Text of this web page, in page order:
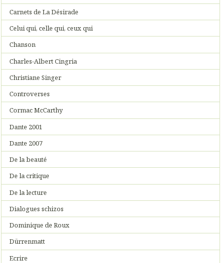
Carnets de La Désirade
Celui qui, celle qui, ceux qui
Chanson
Charles-Albert Cingria
Christiane Singer
Controverses
Cormac McCarthy
Dante 2001
Dante 2007
De la beauté
De la critique
De la lecture
Dialogues schizos
Dominique de Roux
Dürrenmatt
Ecrire